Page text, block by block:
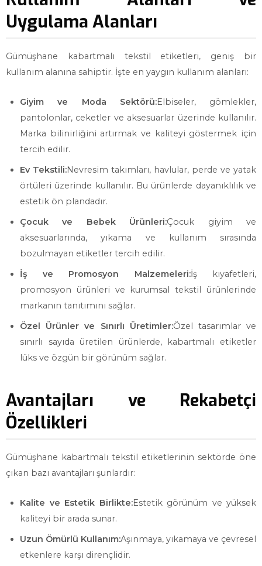
Uygulama Alanları
Gümüşhane kabartmalı tekstil etiketleri, geniş bir
kullanım alanına sahiptir. İşte en yaygın kullanım alanları:
Giyim ve Moda Sektörü:Elbiseler, gömlekler,
pantolonlar, ceketler ve aksesuarlar üzerinde kullanılır.
Marka bilinirliğini artırmak ve kaliteyi göstermek için
tercih edilir.
Ev Tekstili:Nevresim takımları, havlular, perde ve yatak
örtüleri üzerinde kullanılır. Bu ürünlerde dayanıklılık ve
estetik ön plandadır.
Çocuk ve Bebek Ürünleri:Çocuk giyim ve
aksesuarlarında, yıkama ve kullanım sırasında
bozulmayan etiketler tercih edilir.
İş ve Promosyon Malzemeleri:İş kıyafetleri,
promosyon ürünleri ve kurumsal tekstil ürünlerinde
markanın tanıtımını sağlar.
Özel Ürünler ve Sınırlı Üretimler:Özel tasarımlar ve
sınırlı sayıda üretilen ürünlerde, kabartmalı etiketler
lüks ve özgün bir görünüm sağlar.
Avantajları ve Rekabetçi
Özellikleri
Gümüşhane kabartmalı tekstil etiketlerinin sektörde öne
çıkan bazı avantajları şunlardır:
Kalite ve Estetik Birlikte:Estetik görünüm ve yüksek
kaliteyi bir arada sunar.
Uzun Ömürlü Kullanım:Aşınmaya, yıkamaya ve çevresel
etkenlere karşı dirençlidir.